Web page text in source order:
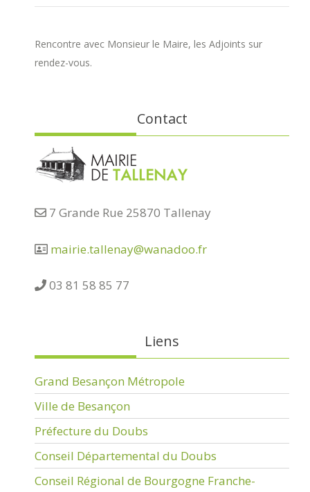
Rencontre avec Monsieur le Maire, les Adjoints sur
rendez-vous.
Contact
7 Grande Rue 25870 Tallenay
mairie.tallenay@wanadoo.fr
03 81 58 85 77
Liens
Grand Besançon Métropole
Ville de Besançon
Préfecture du Doubs
Conseil Départemental du Doubs
Conseil Régional de Bourgogne Franche-